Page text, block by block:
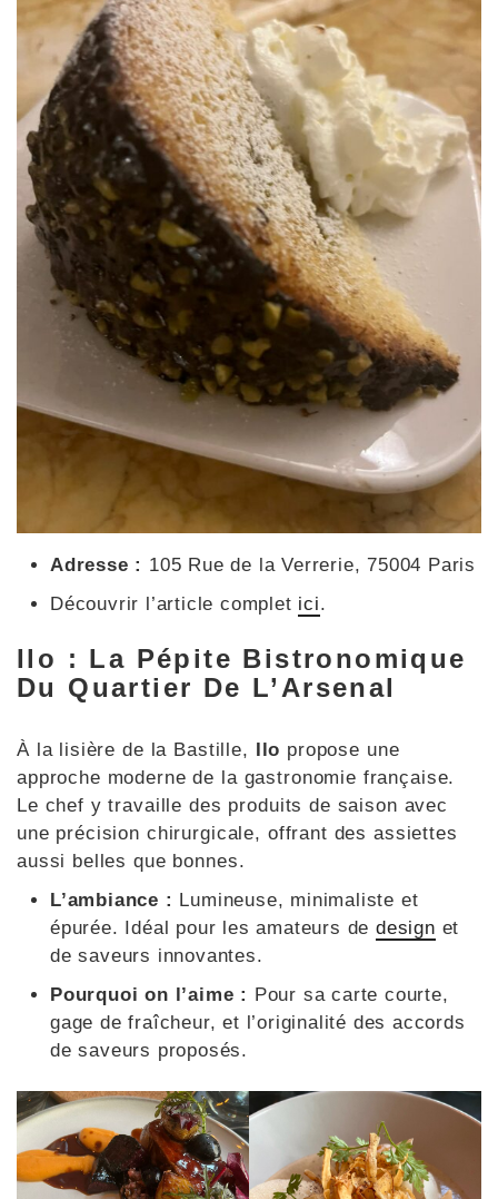
Adresse : 105 Rue de la Verrerie, 75004 Paris
Découvrir l’article complet ici.
Ilo : La Pépite Bistronomique
Du Quartier De L’Arsenal
À la lisière de la Bastille, Ilo propose une
approche moderne de la gastronomie française.
Le chef y travaille des produits de saison avec
une précision chirurgicale, offrant des assiettes
aussi belles que bonnes.
L’ambiance : Lumineuse, minimaliste et
épurée. Idéal pour les amateurs de design et
de saveurs innovantes.
Pourquoi on l’aime : Pour sa carte courte,
gage de fraîcheur, et l’originalité des accords
de saveurs proposés.